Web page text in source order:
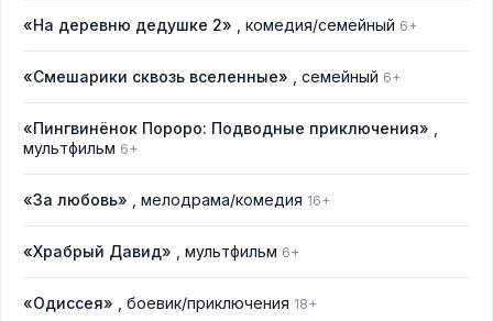
«На деревню дедушке 2» , комедия/семейный 6+
«Смешарики сквозь вселенные» , семейный 6+
«Пингвинёнок Пороро: Подводные приключения»
мультфильм 6+
«За любовь» , мелодрама/комедия 16+
«Храбрый Давид» , мультфильм 6+
«Одиссея» , боевик/приключения 18+